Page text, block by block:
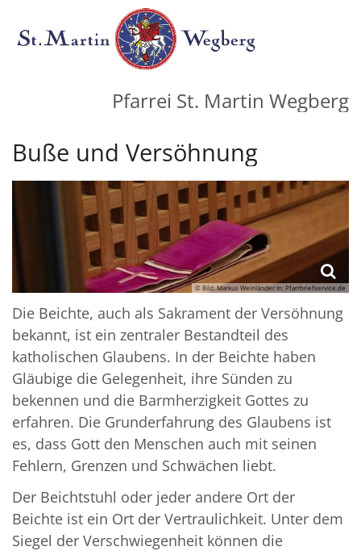
Zum Inhalt springen
Pfarrei St. Martin Wegberg
Buße und Versöhnung
© Bild: Markus Weinländer In: Pfarrbriefservice.de
Die Beichte, auch als Sakrament der Versöhnung
bekannt, ist ein zentraler Bestandteil des
katholischen Glaubens. In der Beichte haben
Gläubige die Gelegenheit, ihre Sünden zu
bekennen und die Barmherzigkeit Gottes zu
erfahren. Die Grunderfahrung des Glaubens ist
es, dass Gott den Menschen auch mit seinen
Fehlern, Grenzen und Schwächen liebt.
Der Beichtstuhl oder jeder andere Ort der
Beichte ist ein Ort der Vertraulichkeit. Unter dem
Siegel der Verschwiegenheit können die